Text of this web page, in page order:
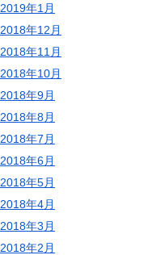
2019年1月
2018年12月
2018年11月
2018年10月
2018年9月
2018年8月
2018年7月
2018年6月
2018年5月
2018年4月
2018年3月
2018年2月